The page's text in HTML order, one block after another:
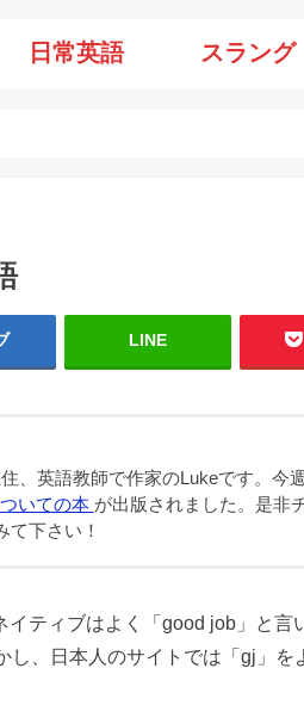
日常英語 スラング
LINE
、英語教師で作家のLukeです。今
いての本 が出版されました。是非
て下さい！
ティブはよく「good job」と言
し、日本人のサイトでは「gj」を